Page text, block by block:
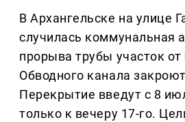
В Архангельске на улице
случилась коммунальная
прорыва трубы участок от
Обводного канала
Перекрытие введут с 8
только к вечеру 17-го.